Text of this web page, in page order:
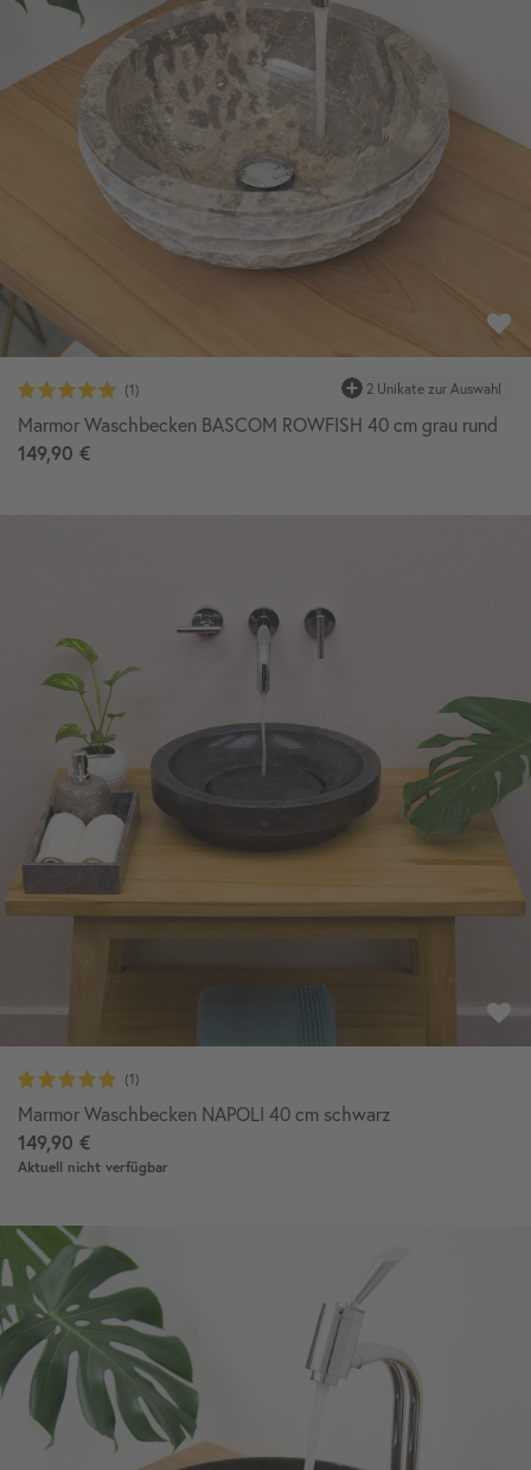
Marmor Waschbecken BASCOM ROWFISH 40 cm grau rund
149,90 €
Marmor Waschbecken NAPOLI 40 cm schwarz
149,90 €
Aktuell nicht verfügbar